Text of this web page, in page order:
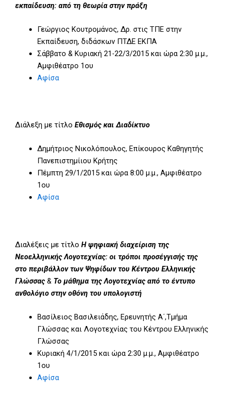
εκπαίδευση: από τη θεωρία στην πράξη
Γεώργιος Κουτρομάνος, Δρ. στις ΤΠΕ στην
Εκπαίδευση, διδάσκων ΠΤΔΕ ΕΚΠΑ
Σάββατο & Κυριακή 21-22/3/2015 και ώρα 2:30 μ.μ.,
Αμφιθέατρο 1ου
Αφίσα
Διάλεξη με τίτλο Εθισμός και Διαδίκτυο
Δημήτριος Νικολόπουλος, Επίκουρος Καθηγητής
Πανεπιστημίιου Κρήτης
Πέμπτη 29/1/2015 και ώρα 8:00 μ.μ., Αμφιθέατρο
1ου
Αφίσα
Διαλέξεις με τίτλο Η ψηφιακή διαχείριση της
Νεοελληνικής Λογοτεχνίας: οι τρόποι προσέγγισής της
στο περιβάλλον των Ψηφίδων του Κέντρου Ελληνικής
Γλώσσας & Το μάθημα της Λογοτεχνίας από το έντυπο
ανθολόγιο στην οθόνη του υπολογιστή
Βασίλειος Βασιλειάδης, Ερευνητής Α΄,Τμήμα
Γλώσσας και Λογοτεχνίας του Κέντρου Ελληνικής
Γλώσσας
Κυριακή 4/1/2015 και ώρα 2:30 μ.μ., Αμφιθέατρο
1ου
Αφίσα